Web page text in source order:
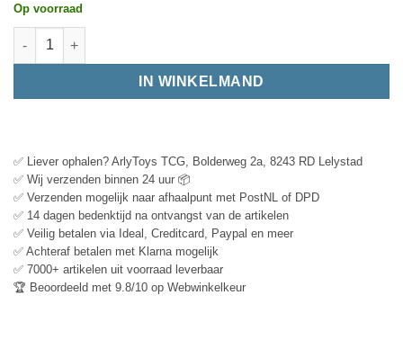
Op voorraad
IN WINKELMAND
✅ Liever ophalen? ArlyToys TCG, Bolderweg 2a, 8243 RD Lelystad
✅ Wij verzenden binnen 24 uur 📦
✅ Verzenden mogelijk naar afhaalpunt met PostNL of DPD
✅ 14 dagen bedenktijd na ontvangst van de artikelen
✅ Veilig betalen via Ideal, Creditcard, Paypal en meer
✅ Achteraf betalen met Klarna mogelijk
✅ 7000+ artikelen uit voorraad leverbaar
🏆 Beoordeeld met 9.8/10 op Webwinkelkeur